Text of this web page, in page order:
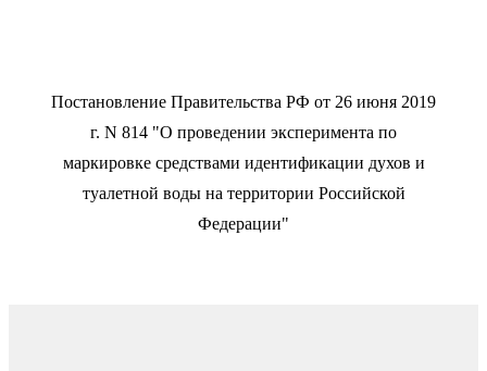
Постановление Правительства РФ от 26 июня 2019
г. N 814 "О проведении эксперимента по
маркировке средствами идентификации духов и
туалетной воды на территории Российской
Федерации"